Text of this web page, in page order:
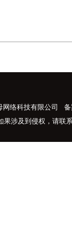
络科技有限公司 备
果涉及到侵权，请联